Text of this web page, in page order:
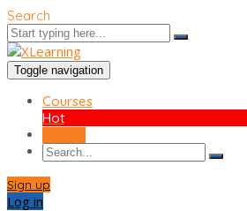
Search
Toggle navigation
Courses
Hot
Sign up
Log in